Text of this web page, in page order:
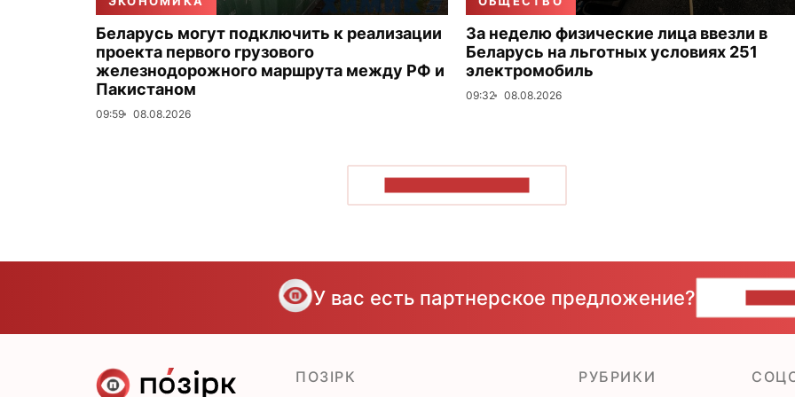
Беларусь могут подключить к реализации
проекта первого грузового
железнодорожного маршрута между РФ и
Пакистаном
09:59 08.08.2026
За неделю физические лица ввезли в
Беларусь на льготных условиях 251
электромобиль
09:32 08.08.2026
У вас есть партнерское предложение?
ПОЗІРК РУБРИКИ